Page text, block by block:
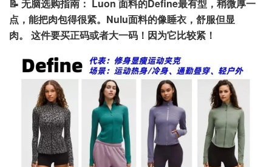
📝 无脑选购指南： Luon 面料的Define最有型，稍微厚一
点，能把肉包得很紧。Nulu面料的像睡衣，舒服但显
肉。 这件要买正码或者大一码！因为它比较紧！